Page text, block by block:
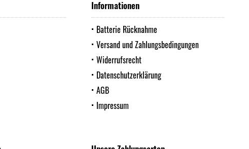
Informationen
Batterie Rücknahme
Versand und Zahlungsbedingungen
Widerrufsrecht
Datenschutzerklärung
AGB
Impressum